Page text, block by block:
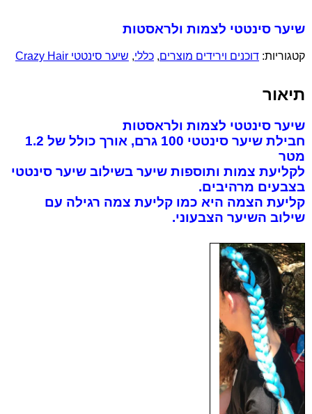
שיער סינטטי לצמות ולראסטות
קטגוריות: דוכנים וירידים מוצרים, כללי, שיער סינטטי Crazy Hair
תיאור
שיער סינטטי לצמות ולראסטות
חבילת שיער סינטטי 100 גרם, אורך כולל של 1.2
מטר
לקליעת צמות ותוספות שיער בשילוב שיער סינטטי
בצבעים מרהיבים.
קליעת הצמה היא כמו קליעת צמה רגילה עם
שילוב השיער הצבעוני.